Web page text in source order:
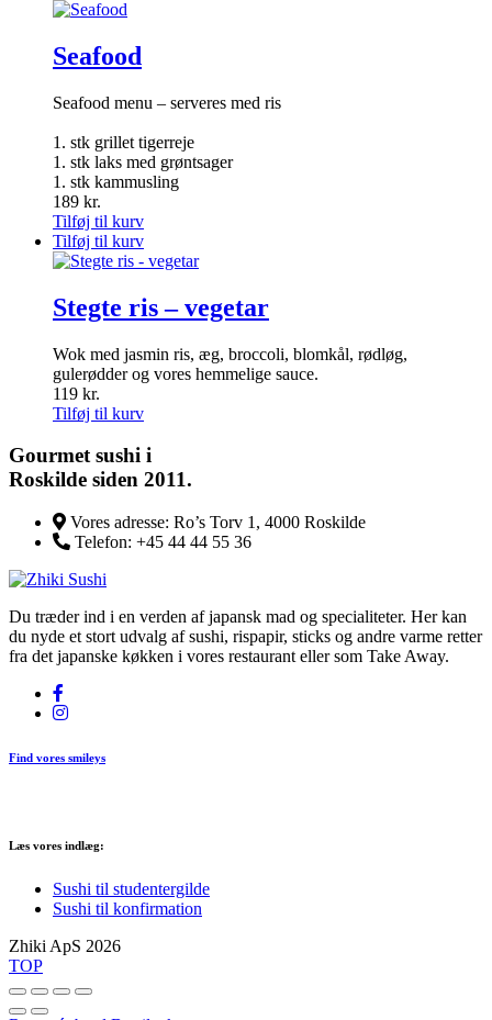
Seafood
Seafood menu – serveres med ris
1. stk grillet tigerreje
1. stk laks med grøntsager
1. stk kammusling
189 kr.
Tilføj til kurv
Tilføj til kurv
Stegte ris – vegetar
Wok med jasmin ris, æg, broccoli, blomkål, rødløg,
gulerødder og vores hemmelige sauce.
119 kr.
Tilføj til kurv
Gourmetsushi i
Roskilde siden 2011.
Vores adresse: Ro’s Torv 1, 4000 Roskilde
Telefon: +45 44 44 55 36
Du træder ind i en verden af japansk mad og specialiteter. Her kan
du nyde et stort udvalg af sushi, rispapir, sticks og andre varme retter
fra det japanske køkken i vores restaurant eller som Take Away.
Find vores smileys
Læs vores indlæg:
Sushi til studentergilde
Sushi til konfirmation
Zhiki ApS 2026
TOP